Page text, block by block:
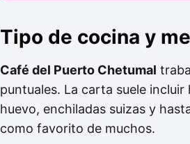
Tipo de cocina y
Café del Puerto Chetumal
puntuales. La carta suele
huevo, enchiladas suizas y
como favorito de muchos.